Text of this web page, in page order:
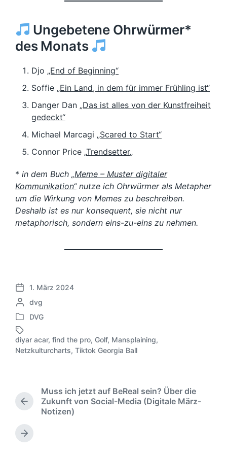
Ungebetene Ohrwürmer*
des Monats
Djo „End of Beginning“
Soffie „Ein Land, in dem für immer Frühling ist“
Danger Dan „Das ist alles von der Kunstfreiheit
gedeckt“
Michael Marcagi „Scared to Start“
Connor Price „Trendsetter„
* in dem Buch „Meme – Muster digitaler
Kommunikation“nutze ich Ohrwürmer als Metapher
um die Wirkung von Memes zu beschreiben.
Deshalb ist es nur konsequent, sie nicht nur
metaphorisch, sondern eins-zu-eins zu nehmen.
V
e
r
ö
f
i
c
u
n
1. März 2024
G
e
c
h
r
e
n
o
n
dvg
V
e
r
ö
n
t
c
DVG
S
g
w
r
diyar acar, find the pro, Golf, Mansplaining,
Netzkulturcharts, Tiktok Georgia Ball
V
r
h
Muss ich jetzt auf BeReal sein? Über die
Zukunft von Social-Media (Digitale März-
Notizen)
N